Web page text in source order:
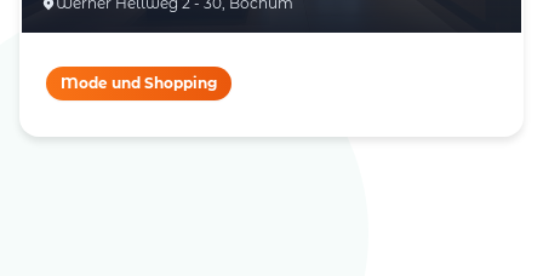
Mode und Shopping